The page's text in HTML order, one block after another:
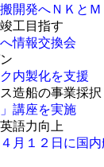
開発へＮＫと
工目指す
情報交換会
内製化を支援
造船の事業採択
講座を実施
語力向上
月１２日に国内